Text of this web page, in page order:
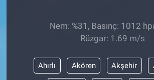
Nem: %31, Basınç: 1012
Rüzgar: 1.69 m/s
Ahırlı Akören Akşehir